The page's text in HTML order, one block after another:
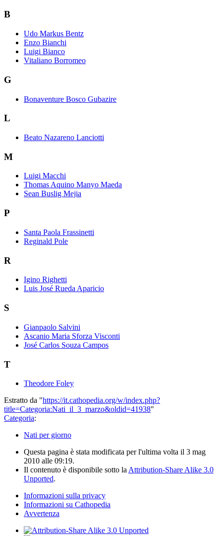
B
Udo Markus Bentz
Enzo Bianchi
Luigi Bianco
Vitaliano Borromeo
G
Bonaventure Bosco Gubazire
L
Beato Nazareno Lanciotti
M
Luigi Macchi
Thomas Aquino Manyo Maeda
Sean Buslig Mejia
P
Santa Paola Frassinetti
Reginald Pole
R
Igino Righetti
Luis José Rueda Aparicio
S
Gianpaolo Salvini
Ascanio Maria Sforza Visconti
José Carlos Souza Campos
T
Theodore Foley
Estratto da "https://it.cathopedia.org/w/index.php?
title=Categoria:Nati_il_3_marzo&oldid=41938"
Categoria:
Nati per giorno
Questa pagina è stata modificata per l'ultima volta il 3 mag
2010 alle 09:19.
Il contenuto è disponibile sotto la Attribution-Share Alike 3.0
Unported.
Informazioni sulla privacy
Informazioni su Cathopedia
Avvertenza